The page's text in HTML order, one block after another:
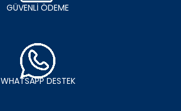
GÜVENLİ ÖDEME
WHATSAPP DESTEK